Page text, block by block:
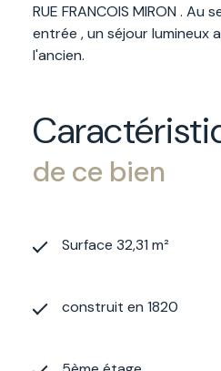
RUE FRANCOIS MIRON .
entrée , un séjour lumineux
l'ancien.
de ce bien
Surface 32,31 m²
construit en 1820